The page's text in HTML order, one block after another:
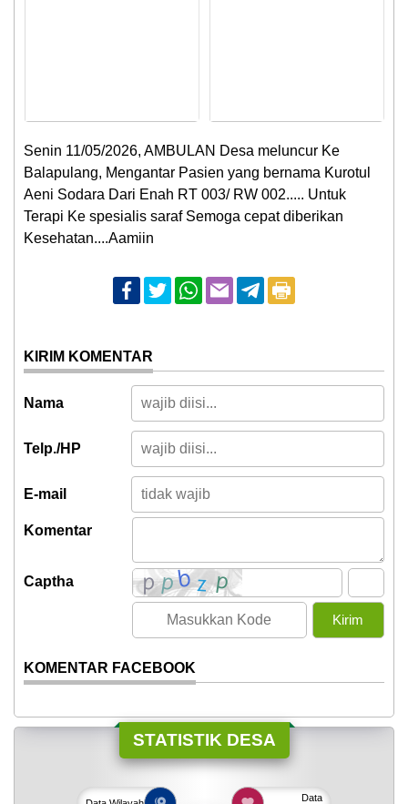
Senin 11/05/2026, AMBULAN Desa meluncur Ke
Balapulang, Mengantar Pasien yang bernama Kurotul
Aeni Sodara Dari Enah RT 003/ RW 002..... Untuk
Terapi Ke spesialis saraf Semoga cepat diberikan
Kesehatan....Aamiin
KIRIM KOMENTAR
Nama
Telp./HP
E-mail
Komentar
Captha
KOMENTAR FACEBOOK
STATISTIK DESA
Data